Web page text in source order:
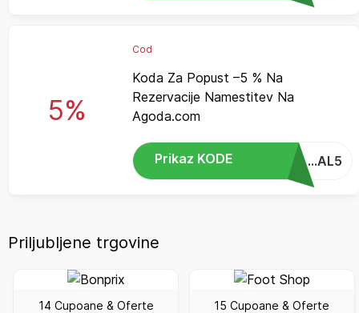
5%
Cod
Koda Za Popust –5 % Na
Rezervacije Namestitev Na
Agoda.com
Prikaz KODE ...AL5
Priljubljene trgovine
14 Cupoane & Oferte
15 Cupoane & Oferte